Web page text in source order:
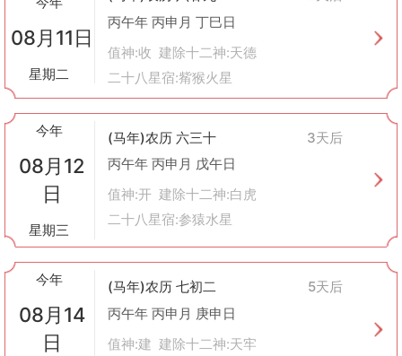
会被视为给男方家带来好运的人，因此有许多与之相关的吉祥习
俗，比如跨火盆、踩米袋等，意在去除新娘身上的不祥之气，让其
顺利融入新家庭。
三、现代社会中的变化
随着时代的发展和社会结构的变化，“进人口”的含义也在逐渐演
变：
核心家庭增多
：随着城市化进程加快，越来越多的小家庭成为主
流，这导致了大家庭模式下“进人口”现象的减少。
生育观念转变
：现代人更加注重生活质量而非单纯追求子嗣数量，
因此对于“进人口”的态度也趋向于理性和平淡。
：如今，无论是领养还是婚姻关系都受到法律严格规
范，保障了每一位新成员的合法权益。
举足轻重的地位。它不仅是家庭生活中的大事，更承载着人们对未
来美好生活的无限憧憬与祝福。尽管随着时代变迁，这一概念的具
体表现形式可能会有所不同，但它所蕴含的文化价值和情感寄托却
始终未变。
08月11日
星期二
丙午年 丙申月 丁巳日
值神:收 建除十二神:天德
二十八星宿:觜猴火星
今年
08月12
日
星期三
(马年)农历 六三十
3天后
丙午年 丙申月 戊午日
值神:开 建除十二神:白虎
二十八星宿:参猿水星
今年
08月14
日
(马年)农历 七初二
5天后
丙午年 丙申月 庚申日
值神:建 建除十二神:天牢